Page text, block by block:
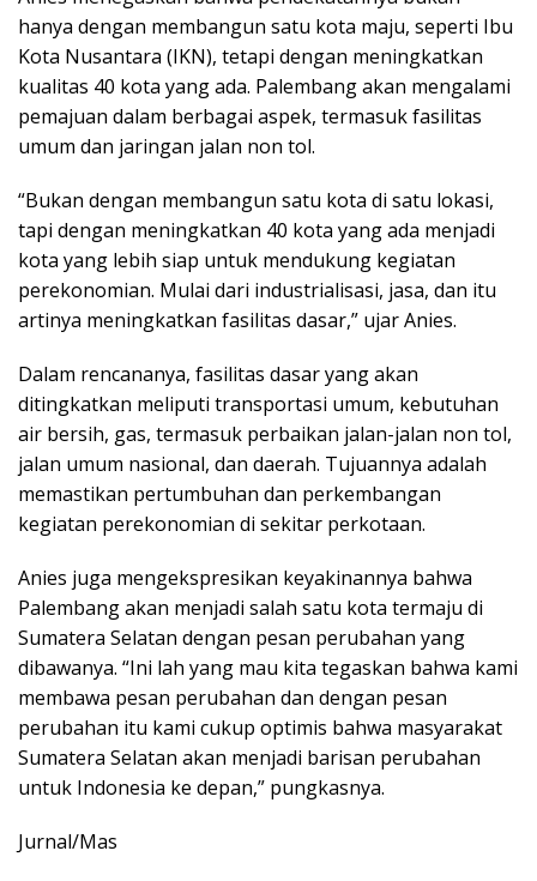
hanya dengan membangun satu kota maju, seperti Ibu
Kota Nusantara (IKN), tetapi dengan meningkatkan
kualitas 40 kota yang ada. Palembang akan mengalami
pemajuan dalam berbagai aspek, termasuk fasilitas
umum dan jaringan jalan non tol.
“Bukan dengan membangun satu kota di satu lokasi,
tapi dengan meningkatkan 40 kota yang ada menjadi
kota yang lebih siap untuk mendukung kegiatan
perekonomian. Mulai dari industrialisasi, jasa, dan itu
artinya meningkatkan fasilitas dasar,” ujar Anies.
Dalam rencananya, fasilitas dasar yang akan
ditingkatkan meliputi transportasi umum, kebutuhan
air bersih, gas, termasuk perbaikan jalan-jalan non tol,
jalan umum nasional, dan daerah. Tujuannya adalah
memastikan pertumbuhan dan perkembangan
kegiatan perekonomian di sekitar perkotaan.
Anies juga mengekspresikan keyakinannya bahwa
Palembang akan menjadi salah satu kota termaju di
Sumatera Selatan dengan pesan perubahan yang
dibawanya. “Ini lah yang mau kita tegaskan bahwa kami
membawa pesan perubahan dan dengan pesan
perubahan itu kami cukup optimis bahwa masyarakat
Sumatera Selatan akan menjadi barisan perubahan
untuk Indonesia ke depan,” pungkasnya.
Jurnal/Mas